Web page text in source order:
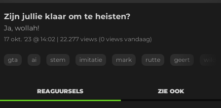
Link kopiëren
Zijn jullie klaar om te heisten?
Ja, wollah!
17 okt. '23 @ 14:02 | 22.277 views (0 views vandaag)
gta ai stem imitatie mark rutte geert
REAGUURSELS ZIE OOK